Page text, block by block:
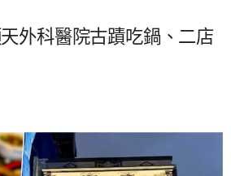
外科醫院古蹟吃鍋、二店